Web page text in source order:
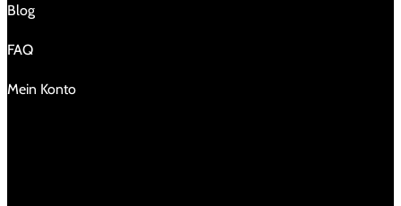
Blog
FAQ
Mein Konto